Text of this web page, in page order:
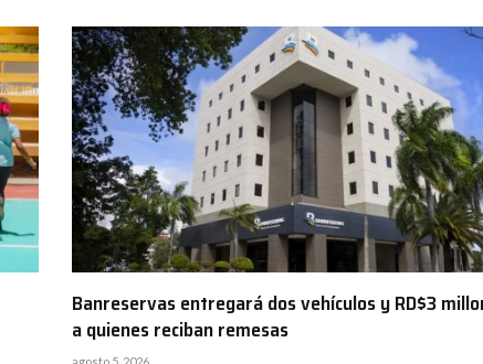
Banreservas entregará dos vehículos y RD$3
a quienes reciban remesas